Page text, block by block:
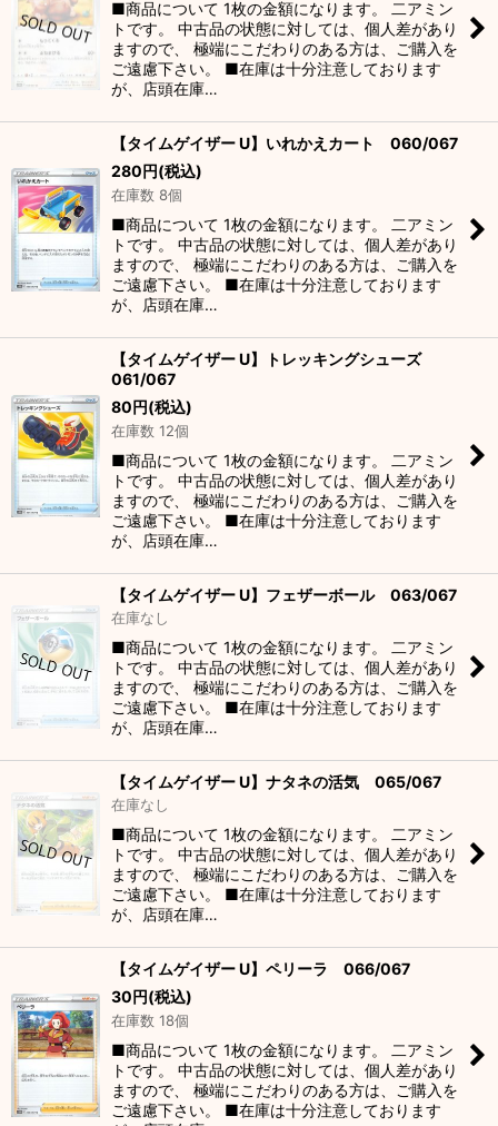
■商品について 1枚の金額になります。 二アミン
トです。 中古品の状態に対しては、個人差があり
ますので、 極端にこだわりのある方は、ご購入を
ご遠慮下さい。 ■在庫は十分注意しております
が、店頭在庫…
【タイムゲイザー U】いれかえカート 060/067
280円(税込)
在庫数 8個
■商品について 1枚の金額になります。 二アミン
トです。 中古品の状態に対しては、個人差があり
ますので、 極端にこだわりのある方は、ご購入を
ご遠慮下さい。 ■在庫は十分注意しております
が、店頭在庫…
【タイムゲイザー U】トレッキングシューズ
061/067
80円(税込)
在庫数 12個
■商品について 1枚の金額になります。 二アミン
トです。 中古品の状態に対しては、個人差があり
ますので、 極端にこだわりのある方は、ご購入を
ご遠慮下さい。 ■在庫は十分注意しております
が、店頭在庫…
【タイムゲイザー U】フェザーボール 063/067
在庫なし
■商品について 1枚の金額になります。 二アミン
トです。 中古品の状態に対しては、個人差があり
ますので、 極端にこだわりのある方は、ご購入を
ご遠慮下さい。 ■在庫は十分注意しております
が、店頭在庫…
【タイムゲイザー U】ナタネの活気 065/067
在庫なし
■商品について 1枚の金額になります。 二アミン
トです。 中古品の状態に対しては、個人差があり
ますので、 極端にこだわりのある方は、ご購入を
ご遠慮下さい。 ■在庫は十分注意しております
が、店頭在庫…
【タイムゲイザー U】ペリーラ 066/067
30円(税込)
在庫数 18個
■商品について 1枚の金額になります。 二アミン
トです。 中古品の状態に対しては、個人差があり
ますので、 極端にこだわりのある方は、ご購入を
ご遠慮下さい。 ■在庫は十分注意しております